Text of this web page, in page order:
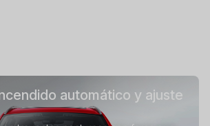
automático y ajuste